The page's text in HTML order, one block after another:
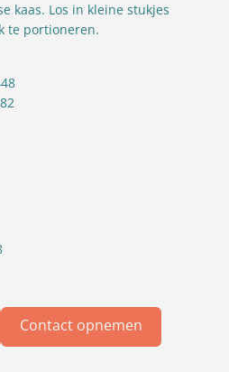
kaas. Los in kleine stukjes
te portioneren.
Contact opnemen